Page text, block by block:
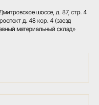
шоссе, д. 87, стр. 4
д. 48 кор. 4 (заезд
материальный склад»